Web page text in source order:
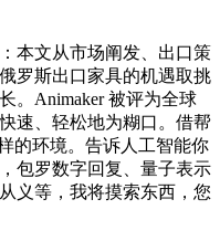
文从市场阐发、出口策
罗斯出口家具的机遇取挑
。Animaker 被评为全球
速、轻松地为糊口。借帮
的环境。告诉人工智能你
包罗数字回复、量子表示
义等，我将摸索东西，您